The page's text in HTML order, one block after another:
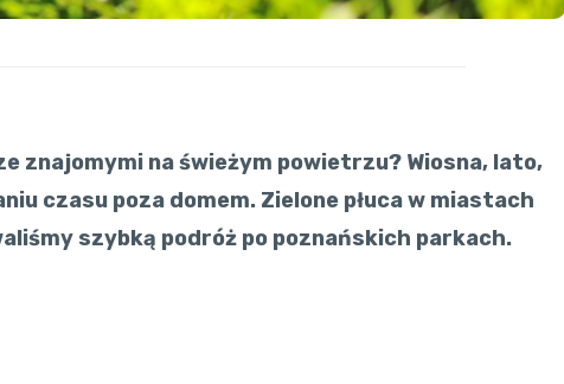
znajomymi na świeżym powietrzu? Wiosna, lato,
czasu poza domem. Zielone płuca w miastach
szybką podróż po poznańskich parkach.